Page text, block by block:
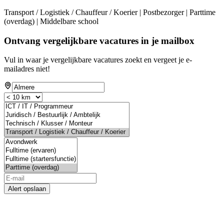
Transport / Logistiek / Chauffeur / Koerier | Postbezorger | Parttime
(overdag) | Middelbare school
Ontvang vergelijkbare vacatures in je mailbox
Vul in waar je vergelijkbare vacatures zoekt en vergeet je e-
mailadres niet!
Alert opslaan